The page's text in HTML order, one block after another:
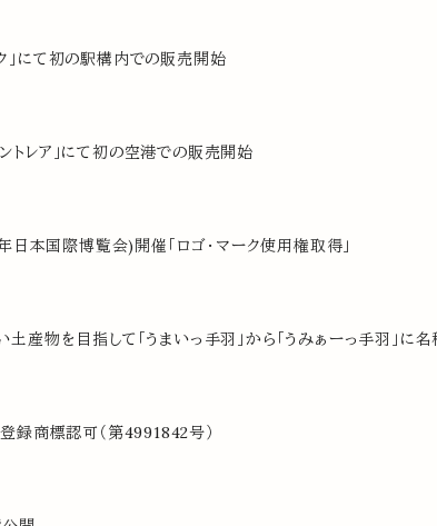
」にて初の駅構内での販売開始
トレア」にて初の空港での販売開始
日本国際博覧会)開催「ロゴ・マーク使用権取得」
土産物を目指して「うまいっ手羽」から「うみぁーっ手羽」に
登録商標認可（第4991842号）